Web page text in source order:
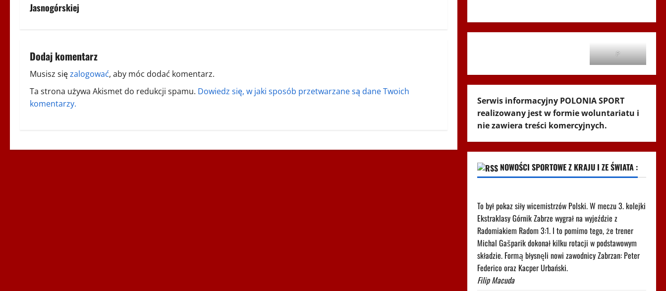
c
z
w
i
Jasnogórskiej
Dodaj komentarz
Musisz sięzalogować, aby móc dodać komentarz.
Ta strona używa Akismet do redukcji spamu. Dowiedz się, w jaki sposób przetwarzane są dane Twoich
komentarzy.
P
Serwis informacyjny POLONIA SPORT
realizowany jest w formie woluntariatu i
nie zawiera treści komercyjnych.
NOWOŚCI SPORTOWE Z KRAJU I ZE ŚWIATA :
To był pokaz siły wicemistrzów Polski. W meczu 3. kolejki
Ekstraklasy Górnik Zabrze wygrał na wyjeździe z
Radomiakiem Radom 3:1. I to pomimo tego, że trener
Michal Gašparik dokonał kilku rotacji w podstawowym
składzie. Formą błysnęli nowi zawodnicy Zabrzan: Peter
Federico oraz Kacper Urbański.
Filip Macuda